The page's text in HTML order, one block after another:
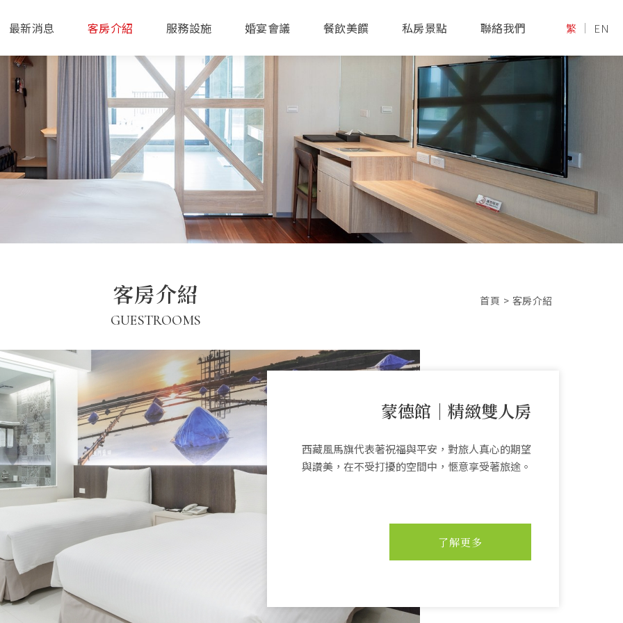
最新消息 客房介紹 服務設施 婚宴會議 餐飲美饌 私房景點 聯絡我們 繁 EN
客房介紹
GUESTROOMS
首頁 > 客房介紹
蒙德館｜精緻雙人房
西藏風馬旗代表著祝福與平安，對旅人真心的期望
與讚美，在不受打擾的空間中，愜意享受著旅途。
了解更多